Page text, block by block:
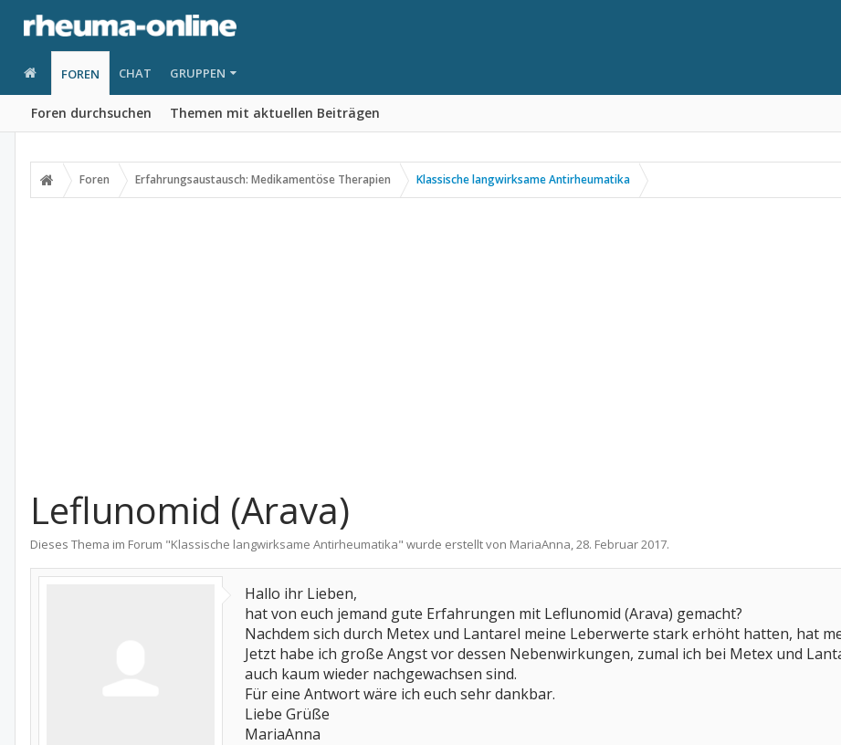
FOREN
Foren durchsuchen Themen mit aktuellen Beiträgen
CHAT GRUPPEN
Foren Erfahrungsaustausch: Medikamentöse Therapien Klassische langwirksame Antirheumatika
Leflunomid (Arava)
Dieses Thema im Forum "Klassische langwirksame Antirheumatika" wurde erstellt von MariaAnna,28. Februar 2017.
Hallo ihr Lieben,
hat von euch jemand gute Erfahrungen mit Leflunomid (Arava) gemacht?
Nachdem sich durch Metex und Lantarel meine Leberwerte stark erhöht hatten, hat
Jetzt habe ich große Angst vor dessen Nebenwirkungen, zumal ich bei Metex und
auch kaum wieder nachgewachsen sind.
Für eine Antwort wäre ich euch sehr dankbar.
Liebe Grüße
MariaAnna